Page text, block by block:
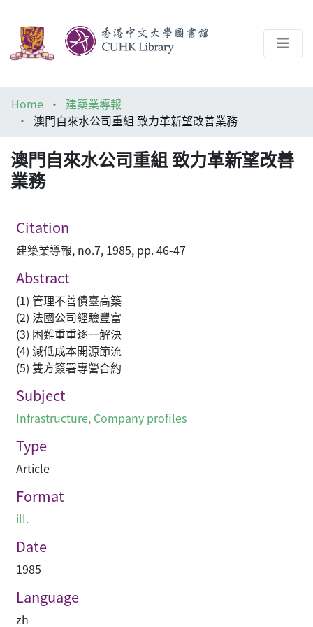
Help
Home
建築業導報
澳門自來水公司重組 致力革新望改善業務
澳門自來水公司重組 致力革新望改善
業務
Citation
建築業導報, no.7, 1985, pp. 46-47
Abstract
(1) 管理不善債臺高築
(2) 法國公司經驗豐富
(3) 困難重重逐一解決
(4) 減低成本開源節流
(5) 雙方簽署專營合約
Subject
Infrastructure, Company profiles
Type
Article
Format
ill.
Date
1985
Language
zh